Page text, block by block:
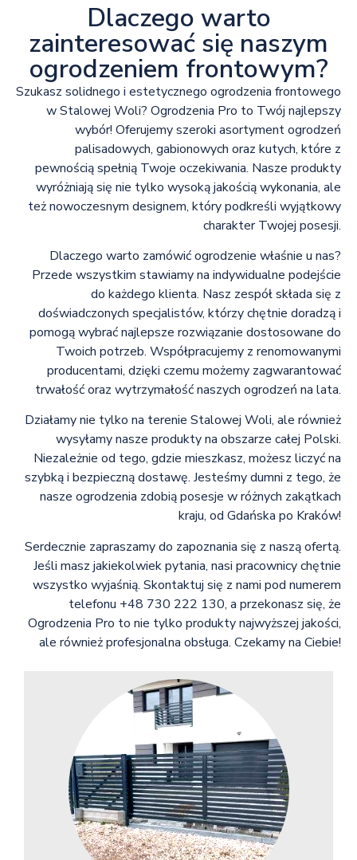
Dlaczego warto
zainteresować się naszym
ogrodzeniem frontowym?
Szukasz solidnego i estetycznego ogrodzenia frontowego
w Stalowej Woli? Ogrodzenia Pro to Twój najlepszy
wybór! Oferujemy szeroki asortyment ogrodzeń
palisadowych, gabionowych oraz kutych, które z
pewnością spełnią Twoje oczekiwania. Nasze produkty
wyróżniają się nie tylko wysoką jakością wykonania, ale
też nowoczesnym designem, który podkreśli wyjątkowy
charakter Twojej posesji.
Dlaczego warto zamówić ogrodzenie właśnie u nas?
Przede wszystkim stawiamy na indywidualne podejście
do każdego klienta. Nasz zespół składa się z
doświadczonych specjalistów, którzy chętnie doradzą i
pomogą wybrać najlepsze rozwiązanie dostosowane do
Twoich potrzeb. Współpracujemy z renomowanymi
producentami, dzięki czemu możemy zagwarantować
trwałość oraz wytrzymałość naszych ogrodzeń na lata.
Działamy nie tylko na terenie Stalowej Woli, ale również
wysyłamy nasze produkty na obszarze całej Polski.
Niezależnie od tego, gdzie mieszkasz, możesz liczyć na
szybką i bezpieczną dostawę. Jesteśmy dumni z tego, że
nasze ogrodzenia zdobią posesje w różnych zakątkach
kraju, od Gdańska po Kraków!
Serdecznie zapraszamy do zapoznania się z naszą ofertą.
Jeśli masz jakiekolwiek pytania, nasi pracownicy chętnie
wszystko wyjaśnią. Skontaktuj się z nami pod numerem
telefonu +48 730 222 130, a przekonasz się, że
Ogrodzenia Pro to nie tylko produkty najwyższej jakości,
ale również profesjonalna obsługa. Czekamy na Ciebie!